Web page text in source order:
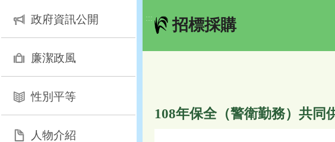
政府資訊公開
廉潔政風
性別平等
人物介紹
::: 招標採購
108年保全（警衛勤務）共同